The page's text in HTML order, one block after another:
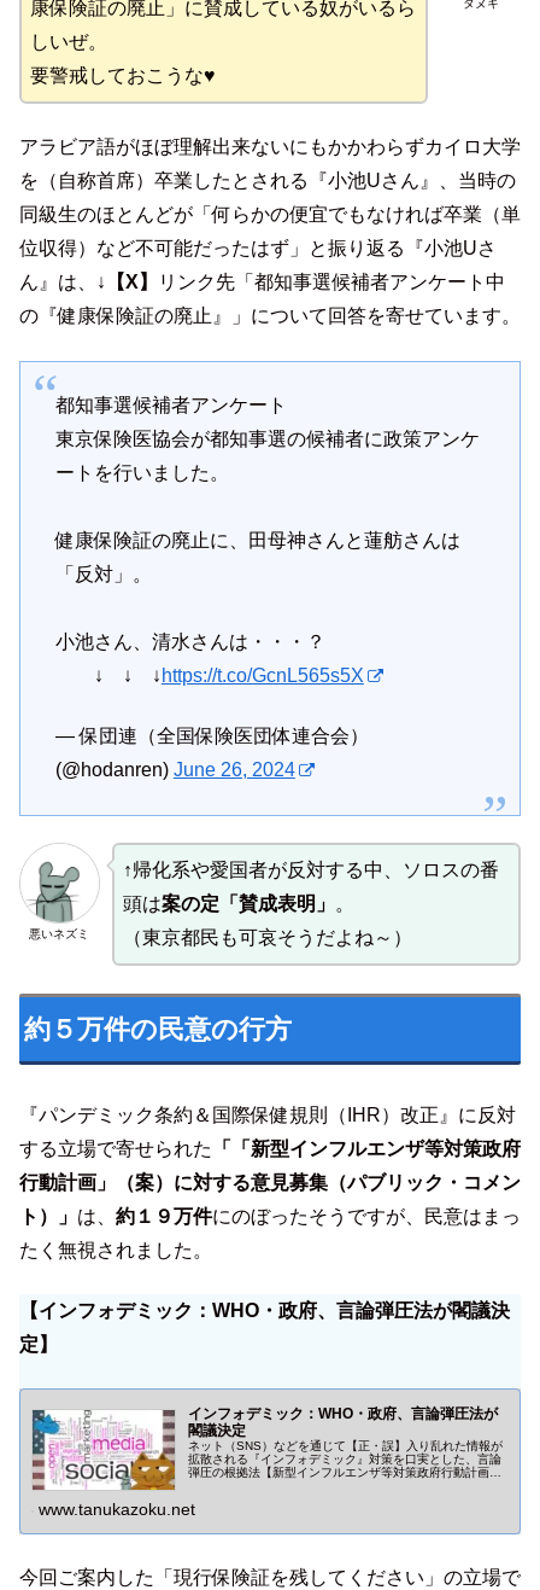
タヌキ
康保険証の廃止」に賛成している奴がいるら
しいぜ。
要警戒しておこうな♥
アラビア語がほぼ理解出来ないにもかかわらずカイロ大学
を（自称首席）卒業したとされる『小池Uさん』、当時の
同級生のほとんどが「何らかの便宜でもなければ卒業（単
位収得）など不可能だったはず」と振り返る『小池Uさ
ん』は、↓
【X】
リンク先「都知事選候補者アンケート中
の『健康保険証の廃止』」について回答を寄せています。
都知事選候補者アンケート
東京保険医協会が都知事選の候補者に政策アンケ
ートを行いました。
健康保険証の廃止に、田母神さんと蓮舫さんは
「反対」。
小池さん、清水さんは・・・？
↓ ↓ ↓ https://t.co/GcnL565s5X
— 保団連（全国保険医団体連合会）
(@hodanren) June 26, 2024
悪いネズミ
↑帰化系や愛国者が反対する中、ソロスの番
頭は案の定「賛成表明」 。
（東京都民も可哀そうだよね～）
約５万件の民意の行方
『パンデミック条約＆国際保健規則（IHR）改正』に反対
する立場で寄せられた
「「新型インフルエンザ等対策政府
行動計画」（案）に対する意見募集（パブリック・コメン
ト）」 は、 約１９万件にのぼったそうですが、民意はまっ
たく無視されました。
【インフォデミック：WHO・政府、言論弾圧法が閣議決
定】
インフォデミック：WHO・政府、言論弾圧法が
閣議決定
ネット（SNS）などを通じて【正・誤】入り乱れた情報が
拡散される『インフォデミック』対策を口実とした、言論
弾圧の根拠法【新型インフルエンザ等対策政府行動計画
www.tanukazoku.net
今回ご案内した「現行保険証を残してください」の立場で